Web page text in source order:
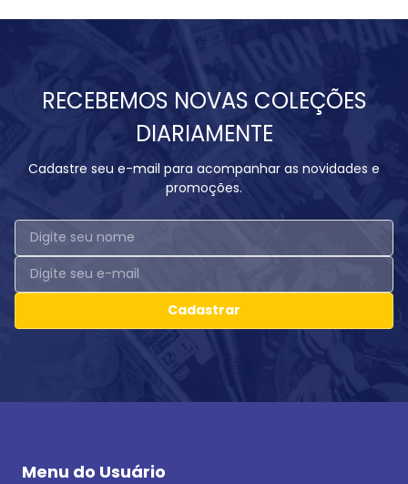
RECEBEMOS NOVAS COLEÇÕES
DIARIAMENTE
Cadastre seu e-mail para acompanhar as novidades e
promoções.
Cadastrar
Menu do Usuário